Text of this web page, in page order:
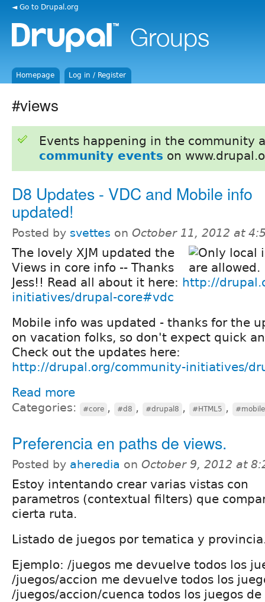
◄ Go to Drupal.org
Homepage Log in / Register
#views
Events happening in the community
community events on
D8 Updates - VDC and Mobile info
updated!
Posted by svettes on October 11, 2012 at
The lovely XJM updated the
Views in core info -- Thanks
Jess!! Read all about it here: http://
initiatives/drupal-core#vdc
Mobile info was updated - thanks for the
on vacation folks, so don't expect quick
Check out the updates here:
http://drupal.org/community-initiatives/
Read more
Categories: #core , #d8 , #drupal8 , #HTML5 , #mobile
Preferencia en paths de views.
Posted by aheredia on October 9, 2012 at
Estoy intentando crear varias vistas con
parametros (contextual filters) que
cierta ruta.
Listado de juegos por tematica y
Ejemplo: /juegos me devuelve todos los
/juegos/accion me devuelve todos los
/juegos/accion/cuenca todos los juegos